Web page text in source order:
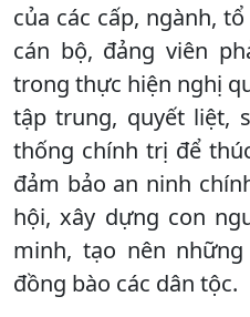
của các cấp, ngành,
cán bộ, đảng viên
trong thực hiện nghị
tập trung, quyết liệt,
thống chính trị để
đảm bảo an ninh
hội, xây dựng con
minh, tạo nên
đồng bào các dân tộc.